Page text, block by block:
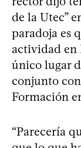
de la Utec”
paradoja es
actividad en
único lugar
conjunto
Formación
“Parecería